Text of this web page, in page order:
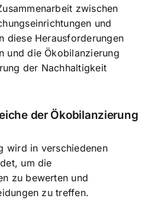
zwischen
und
diese Herausforderungen
und die Ökobilanzierung
der Nachhaltigkeit
der Ökobilanzierung
wird in verschiedenen
um die
zu bewerten und
zu treffen.